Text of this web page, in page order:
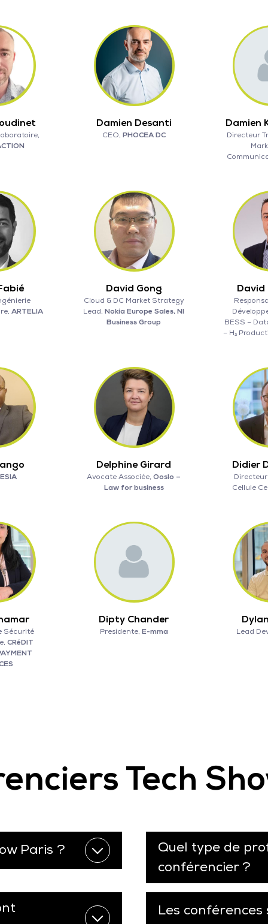
Damien Desanti
CEO, PHOCEA DC
Damien
Directeur
ARTELIA
David Gong
Cloud & DC Market Strategy
Lead,Nokia Europe Sales, NI
Business Group
BESS –
– H₂
Delphine Girard
Avocate Associée,Ooslo –
Law for business
Didier
Cellule
Sécurité
CRéDIT
Dipty Chander
Presidente, E-mma Lead
Tech
Paris ?
Quel type de
conférencier ?
Les